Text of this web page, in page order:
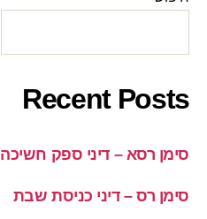
Recent Posts
סימן רסא – דיני ספק חשיכה
סימן רס – דיני כניסת שבת